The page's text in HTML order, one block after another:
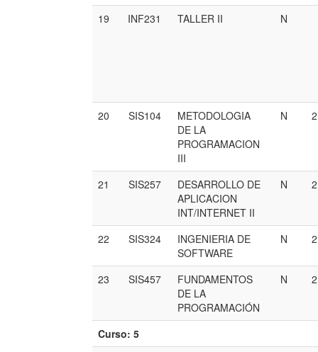
19 INF231 TALLER II N
20 SIS104
METODOLOGIA
DE LA
PROGRAMACION
III
N
21 SIS257
DESARROLLO DE
APLICACION
INT/INTERNET II
N
22 SIS324
INGENIERIA DE
SOFTWARE
N
23 SIS457
FUNDAMENTOS
DE LA
PROGRAMACIÓN
N
Curso: 5